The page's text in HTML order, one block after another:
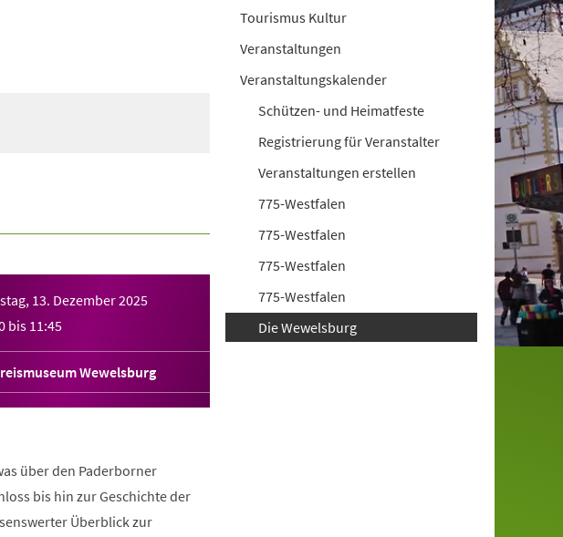
13. Dezember 2025
bis 11:45
Wewelsburg
über den Paderborner
bis hin zur Geschichte der
Überblick zur
Tourismus Kultur
Veranstaltungen
Veranstaltungskalender
Schützen- und Heimatfeste
Registrierung für Veranstalter
Veranstaltungen erstellen
775-Westfalen
775-Westfalen
775-Westfalen
775-Westfalen
Die Wewelsburg